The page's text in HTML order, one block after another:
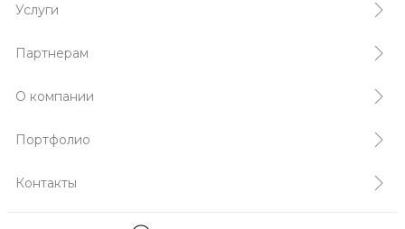
Услуги
Партнерам
О компании
Портфолио
Контакты